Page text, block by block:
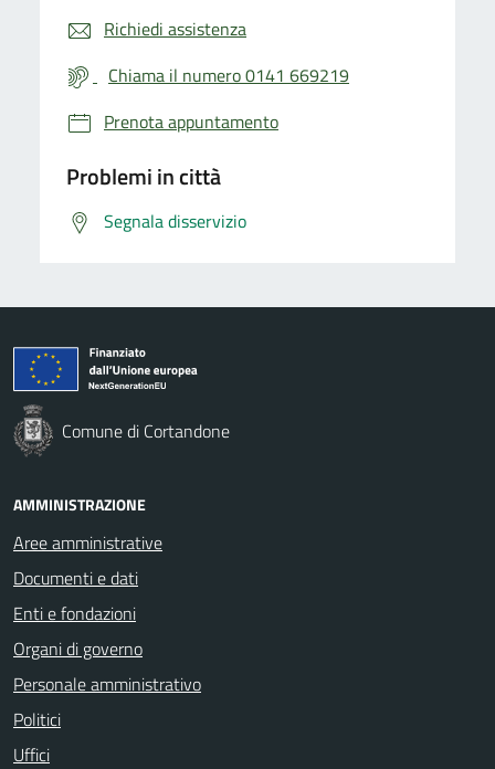
Richiedi assistenza
Chiama il numero 0141 669219
Prenota appuntamento
Problemi in città
Segnala disservizio
Comune di Cortandone
AMMINISTRAZIONE
Aree amministrative
Documenti e dati
Enti e fondazioni
Organi di governo
Personale amministrativo
Politici
Uffici